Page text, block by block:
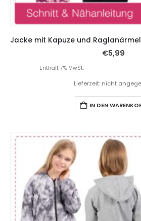
€5,99
Enthält 7% MwSt.
Lieferzeit: nicht
IN DEN